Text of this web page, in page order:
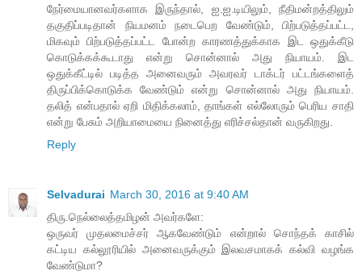
நேர்மையானவர்களாக இருந்தால், ஐ.ஐ.டியிலும், நீதிமன்றத்திலும்
தகுதிப்படிதான் நியமனம் நடைபெற வேண்டும், பிற்படுத்தப்பட்ட,
மிகவும் பிற்படுத்தப்பட்ட போன்ற காரணத்துக்காக இட ஒதுக்கீடு
கொடுக்கக்கூடாது என்று சொன்னால் அது நியாயம். இட
ஒதுக்கீட்டில் படித்த அனைவரும் அவரவர் டாக்டர் பட்டங்களைத்
திருப்பிக்கொடுக்க வேண்டும் என்று சொன்னால் அது நியாயம்.
தலித் என்பதால் ஏறி மிதிக்கலாம், தாங்கள் எல்லோரும் பெரிய சாதி
என்று பேசும் அறியாமையை நினைத்து எரிச்சல்தான் வருகிறது.
Reply
Selvadurai March 30, 2016 at 9:40 AM
திரு.நெல்லைத்தமிழன் அவர்களே:
ஒருவர் முதலமைச்சர் ஆகவேண்டும் என்றால் சொந்தக் காசில்
கட்டிய கல்லூரியில் அனைவருக்கும் இலவசமாகக் கல்வி வழங்க
வேண்டுமா?